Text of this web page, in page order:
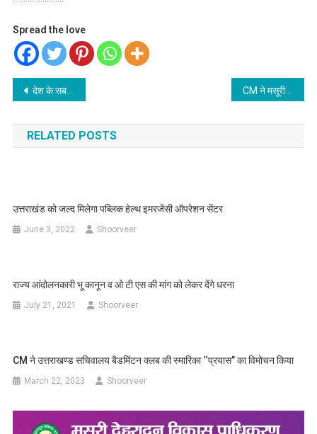
Spread the love
Post
navigation
देश के सबसे कठोर “दंगारोधी” कनून पर धामी सरकार की मुहर CM ने मसूरी-देहरादून विकास प्राधिकरण की लगभग 226 करोड़ की विकास योजनाओं का लोकार्पण एवं शिलान्यास किया
RELATED POSTS
उत्तराखंड को जल्द मिलेगा पब्लिक हेल्थ इमरजेंसी ऑपरेशन सेंटर
June 3, 2022 Shoorveer
राज्य आंदोलनकारी भू कानून व ओ टी एस की मांग को लेकर देंगे धरना
July 21, 2021 Shoorveer
CM ने उत्तराखण्ड सचिवालय बैडमिंटन क्लब की स्मारिका ‘‘प्रयास’’ का विमोचन किया
March 22, 2023 Shoorveer